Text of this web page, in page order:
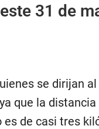
31 de
se dirijan
que la
de casi tres